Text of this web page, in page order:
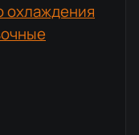
охлаждения